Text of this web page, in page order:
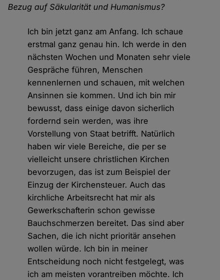
Bezug auf Säkularität und Humanismus?
Ich bin jetzt ganz am Anfang. Ich schaue
erstmal ganz genau hin. Ich werde in den
nächsten Wochen und Monaten sehr viele
Gespräche führen, Menschen
kennenlernen und schauen, mit welchen
Ansinnen sie kommen. Und ich bin mir
bewusst, dass einige davon sicherlich
fordernd sein werden, was ihre
Vorstellung von Staat betrifft. Natürlich
haben wir viele Bereiche, die per se
vielleicht unsere christlichen Kirchen
bevorzugen, das ist zum Beispiel der
Einzug der Kirchensteuer. Auch das
kirchliche Arbeitsrecht hat mir als
Gewerkschafterin schon gewisse
Bauchschmerzen bereitet. Das sind aber
Sachen, die ich nicht prioritär ansehen
wollen würde. Ich bin in meiner
Entscheidung noch nicht festgelegt, was
ich am meisten vorantreiben möchte. Ich